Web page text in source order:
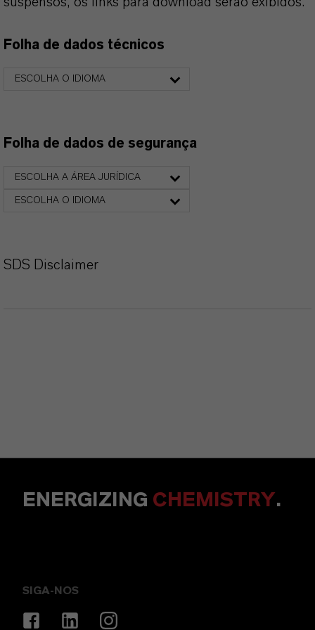
Folha de dados técnicos
ESCOLHA O IDIOMA
Folha de dados de segurança
ESCOLHA A ÁREA JURÍDICA
ESCOLHA O IDIOMA
SDS Disclaimer
ENERGIZING CHEMISTRY.
SIGA-NOS